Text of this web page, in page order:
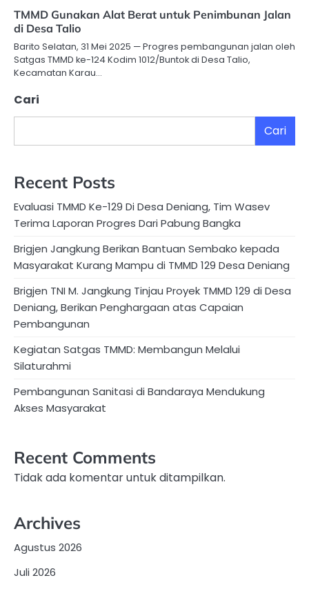
TMMD Gunakan Alat Berat untuk Penimbunan Jalan
di Desa Talio
Barito Selatan, 31 Mei 2025 — Progres pembangunan jalan oleh
Satgas TMMD ke-124 Kodim 1012/Buntok di Desa Talio,
Kecamatan Karau…
Cari
Cari
Recent Posts
Evaluasi TMMD Ke-129 Di Desa Deniang, Tim Wasev
Terima Laporan Progres Dari Pabung Bangka
Brigjen Jangkung Berikan Bantuan Sembako kepada
Masyarakat Kurang Mampu di TMMD 129 Desa Deniang
Brigjen TNI M. Jangkung Tinjau Proyek TMMD 129 di Desa
Deniang, Berikan Penghargaan atas Capaian
Pembangunan
Kegiatan Satgas TMMD: Membangun Melalui
Silaturahmi
Pembangunan Sanitasi di Bandaraya Mendukung
Akses Masyarakat
Recent Comments
Tidak ada komentar untuk ditampilkan.
Archives
Agustus 2026
Juli 2026